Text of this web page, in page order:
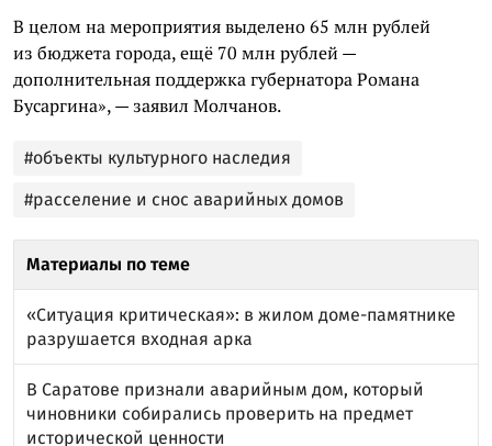
В целом на мероприятия выделено 65 млн рублей
из бюджета города, ещё 70 млн рублей —
дополнительная поддержка губернатора Романа
Бусаргина», — заявил Молчанов.
#объекты культурного наследия
#расселение и снос аварийных домов
Материалы по теме
«Ситуация критическая»: в жилом доме-памятнике
разрушается входная арка
В Саратове признали аварийным дом, который
чиновники собирались проверить на предмет
исторической ценности